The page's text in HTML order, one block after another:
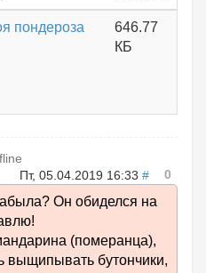
пондероза
646.77
КБ
Пт, 05.04.2019 16:33 # 0
Он обиделся на
(померанца),
выщипывать бутончики,